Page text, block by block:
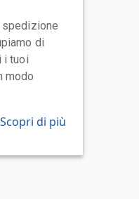
spedizione
di
i tuoi
modo
Scopri di più